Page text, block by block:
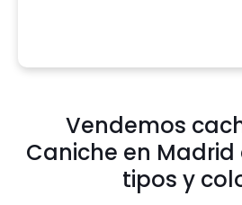
Vendemos
Caniche en
tipos y